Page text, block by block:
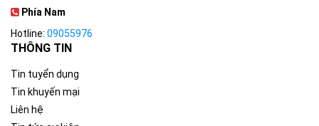
Phía Nam
Hotline: 09055976
THÔNG TIN
Tin tuyển dụng
Tin khuyến mại
Liên hệ